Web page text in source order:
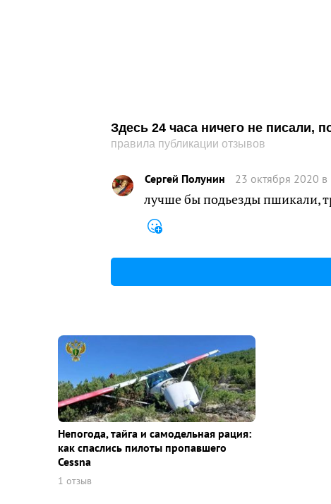
Здесь 24 часа ничего не писали,
правила публикации отзывов
Сергей Полунин 23 октября 2020
лучше бы подьезды пшикали,
Непогода, тайга и самодельная рация:
как спаслись пилоты пропавшего
Cessna
1 отзыв